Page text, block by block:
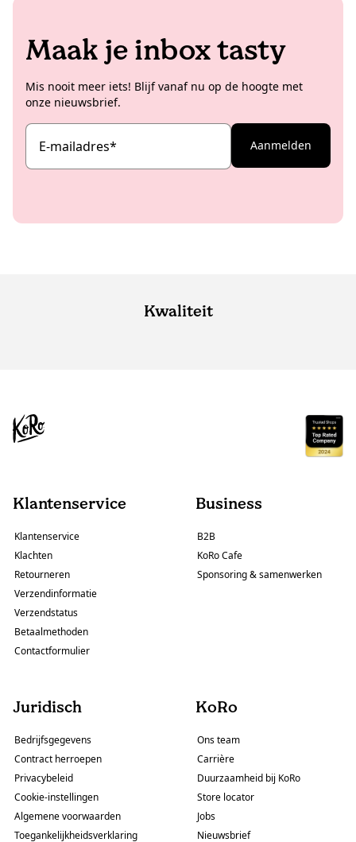
Maak je inbox tasty
Mis nooit meer iets! Blijf vanaf nu op de hoogte met
onze nieuwsbrief.
E-mailadres* Aanmelden
Kwaliteit
Klantenservice
Klantenservice
Klachten
Retourneren
Verzendinformatie
Verzendstatus
Betaalmethoden
Contactformulier
Business
B2B
KoRo Cafe
Sponsoring & samenwerken
Juridisch
Bedrijfsgegevens
Contract herroepen
Privacybeleid
Cookie-instellingen
Algemene voorwaarden
Toegankelijkheidsverklaring
KoRo
Ons team
Carrière
Duurzaamheid bij KoRo
Store locator
Jobs
Nieuwsbrief